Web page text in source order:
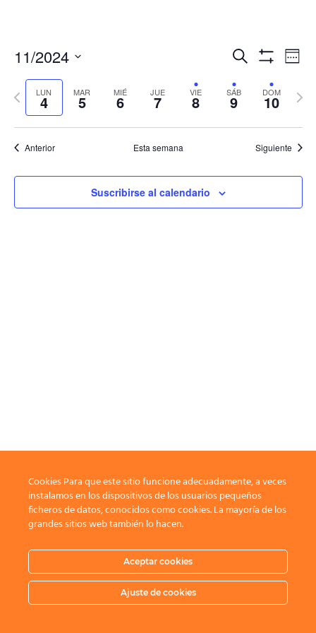
búsqueda
y
vistas
Buscar
de
de
11/2024
fecha.LUN
4 MAR
5 MIÉ
6 JUE
7 VIE
8 SÁB
9 DOM
10
Semana
anterior
Anterior Esta semana Siguiente
Suscribirse al calendario
Cookies Para que este sitio funcione adecuadamente, a veces
instalamos en los dispositivos de los usuarios pequeños
ficheros de datos, conocidos como cookies. La mayoría de los
grandes sitios web también lo hacen.
Aceptar cookies
Ajuste de cookies